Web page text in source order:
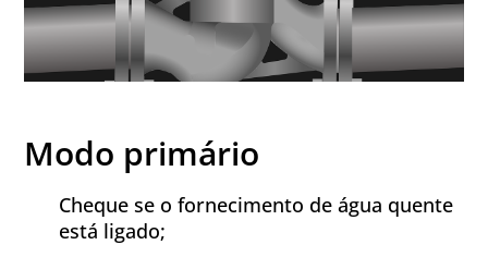
Modo primário
Cheque se o fornecimento de água quente
está ligado;